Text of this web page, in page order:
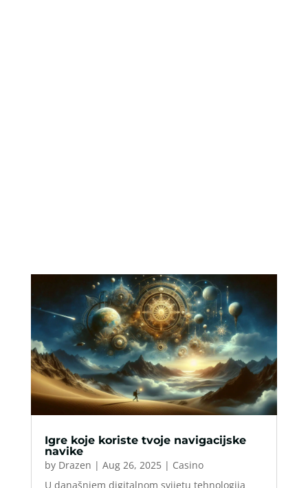
Igre koje koriste tvoje navigacijske
navike
by Drazen | Aug 26, 2025| Casino
U današnjem digitalnom svijetu tehnologija